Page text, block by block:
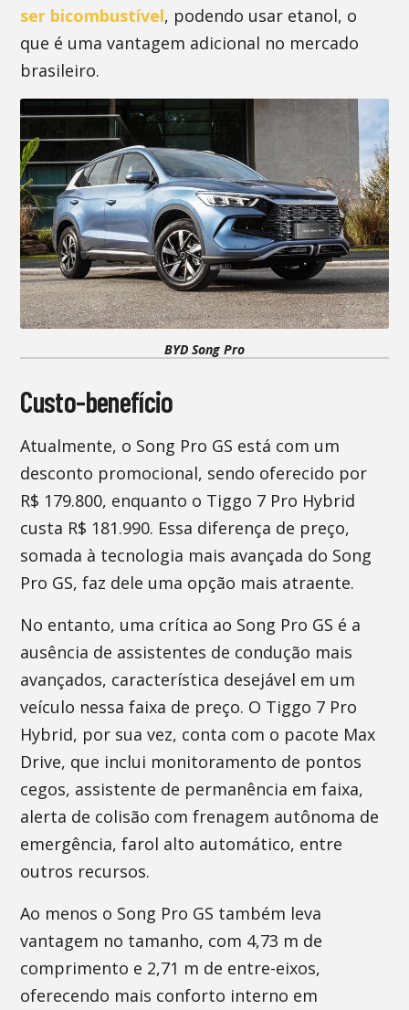
ser bicombustível, podendo usar etanol, o
que é uma vantagem adicional no mercado
brasileiro.
BYD Song Pro
Custo-benefício
Atualmente, o Song Pro GS está com um
desconto promocional, sendo oferecido por
R$ 179.800, enquanto o Tiggo 7 Pro Hybrid
custa R$ 181.990. Essa diferença de preço,
somada à tecnologia mais avançada do Song
Pro GS, faz dele uma opção mais atraente.
No entanto, uma crítica ao Song Pro GS é a
ausência de assistentes de condução mais
avançados, característica desejável em um
veículo nessa faixa de preço. O Tiggo 7 Pro
Hybrid, por sua vez, conta com o pacote Max
Drive, que inclui monitoramento de pontos
cegos, assistente de permanência em faixa,
alerta de colisão com frenagem autônoma de
emergência, farol alto automático, entre
outros recursos.
Ao menos o Song Pro GS também leva
vantagem no tamanho, com 4,73 m de
comprimento e 2,71 m de entre-eixos,
oferecendo mais conforto interno em